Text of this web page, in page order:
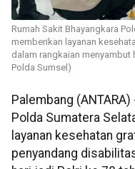
Rumah Sakit Bhayangkara
memberikan layanan
dalam rangkaian menyambut
Polda Sumsel)
Palembang
Polda Sumatera
layanan kesehatan
penyandang